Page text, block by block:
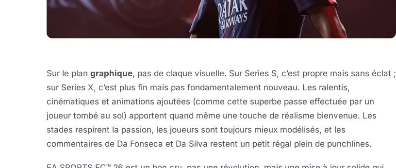
Sur le plan graphique, pas de claque visuelle. Sur Series S, c’est propre mais sans éclat ;
sur Series X, c’est plus fin mais pas fondamentalement nouveau. Les ralentis,
cinématiques et animations ajoutées (comme cette superbe passe effectuée par un
joueur tombé au sol) apportent quand même une touche de réalisme bienvenue. Les
stades respirent la passion, les joueurs sont toujours mieux modélisés, et les
commentaires de Da Fonseca et Da Silva restent un petit régal plein de punchlines.